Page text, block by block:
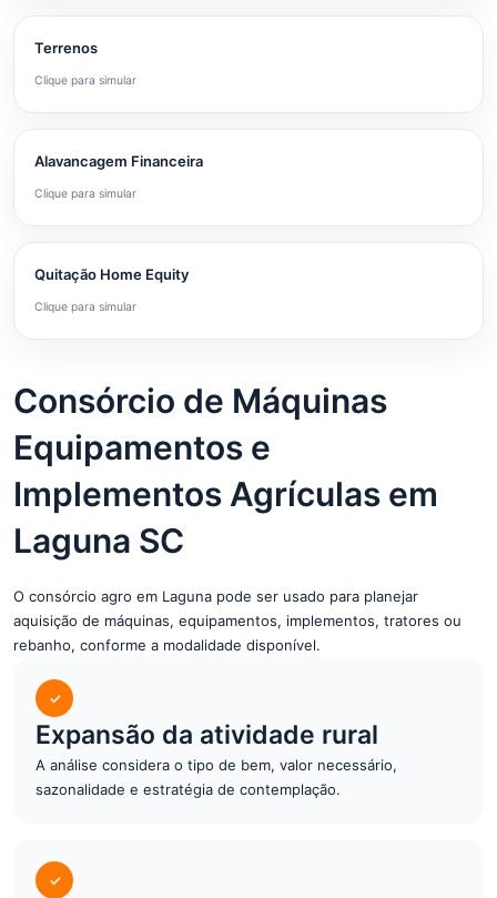
Terrenos
Clique para simular
Alavancagem Financeira
Clique para simular
Quitação Home Equity
Clique para simular
Consórcio de Máquinas
Equipamentos e
Implementos Agrículas em
Laguna SC
O consórcio agro em Laguna pode ser usado para planejar
aquisição de máquinas, equipamentos, implementos, tratores ou
rebanho, conforme a modalidade disponível.
✓
Expansão da atividade rural
A análise considera o tipo de bem, valor necessário,
sazonalidade e estratégia de contemplação.
✓